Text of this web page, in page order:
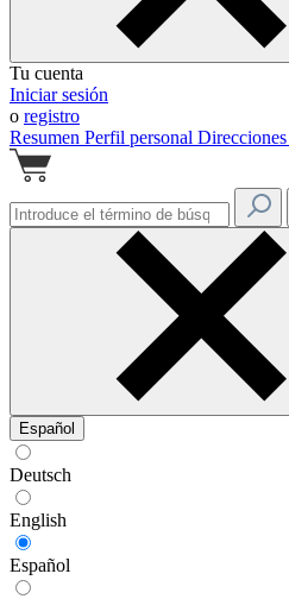
Tu cuenta
Iniciar sesión
o registro
Resumen Perfil personal Direcciones
Español
Deutsch
English
Español